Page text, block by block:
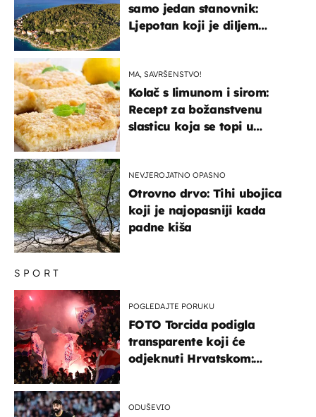
SPORT
POGLEDAJTE PORUKU
FOTO Torcida podigla
transparente koji će
odjeknuti Hrvatskom:
ODUŠEVIO
samo jedan stanovnik:
Ljepotan koji je diljem
MA, SAVRŠENSTVO!
Kolač s limunom i sirom:
Recept za božanstvenu
slasticu koja se topi u
NEVJEROJATNO OPASNO
Otrovno drvo: Tihi ubojica
koji je najopasniji kada
padne kiša